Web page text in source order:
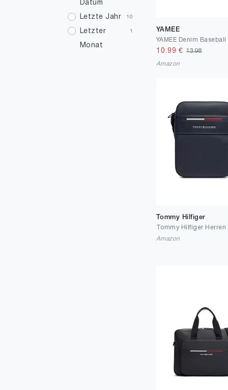
Datum
Letzte Jahr 10
Letzter
Monat
1
YAMEE
10.99 €13.98
Amazon
Tommy Hilfiger
Amazon